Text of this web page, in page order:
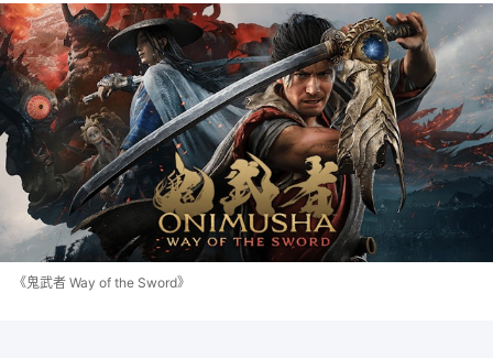
《鬼武者 Way of the Sword》